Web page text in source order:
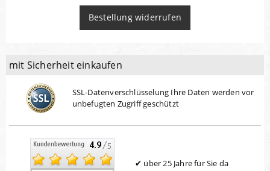
Bestellung widerrufen
mit Sicherheit einkaufen
SSL-Datenverschlüsselung Ihre Daten werden vor
unbefugten Zugriff geschützt
über 25 Jahre für Sie da